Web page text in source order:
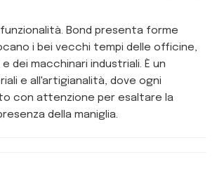
funzionalità. Bond presenta forme
i bei vecchi tempi delle officine,
dei macchinari industriali. È un
e all'artigianalità, dove ogni
con attenzione per esaltare la
della maniglia.